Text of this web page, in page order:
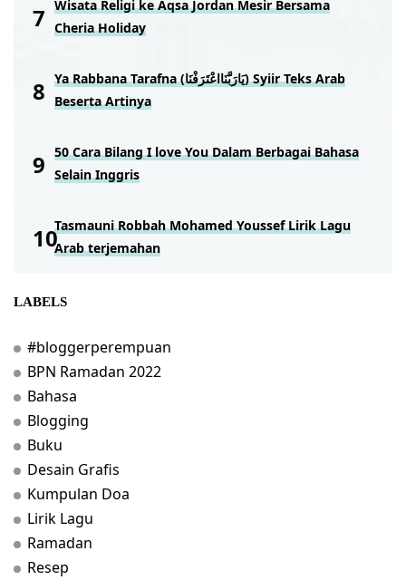
Wisata Religi ke Aqsa Jordan Mesir Bersama
Cheria Holiday
Ya Rabbana Tarafna (يَارَبَّنَااعْتَرَفْنَا) Syiir Teks Arab
Beserta Artinya
50 Cara Bilang I love You Dalam Berbagai Bahasa
Selain Inggris
Tasmauni Robbah Mohamed Youssef Lirik Lagu
Arab terjemahan
LABELS
#bloggerperempuan
BPN Ramadan 2022
Bahasa
Blogging
Buku
Desain Grafis
Kumpulan Doa
Lirik Lagu
Ramadan
Resep